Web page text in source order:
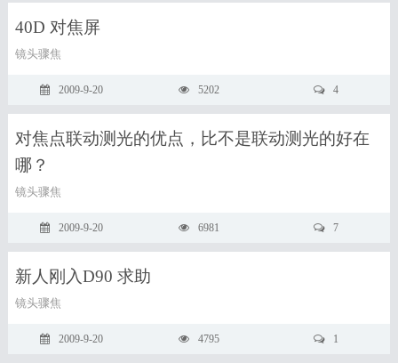
40D 对焦屏
镜头骤焦
2009-9-20 5202 4
对焦点联动测光的优点，比不是联动测光的好在
哪？
镜头骤焦
2009-9-20 6981 7
新人刚入D90 求助
镜头骤焦
2009-9-20 4795 1